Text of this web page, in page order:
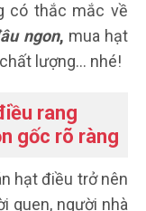
có thắc mắc về
ngon, mua hạt
lượng… nhé!
rang
gốc rõ ràng
hạt điều trở nên
quen, người nhà